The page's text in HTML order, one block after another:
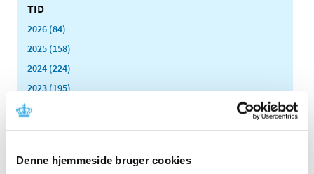
Denne hjemmeside bruger cookies
TID
2026 (84)
2025 (158)
2024 (224)
2023 (195)
2022 (197)
2019 (159)